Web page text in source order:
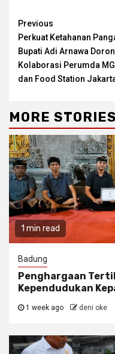
Continue
Reading
Previous
Perkuat Ketahanan
Bupati Adi Arnawa
Kolaborasi Perumda
dan Food Station
MORE STORIES
1 min read
Badung
Penghargaan
Kependudukan
1 week ago deni oke